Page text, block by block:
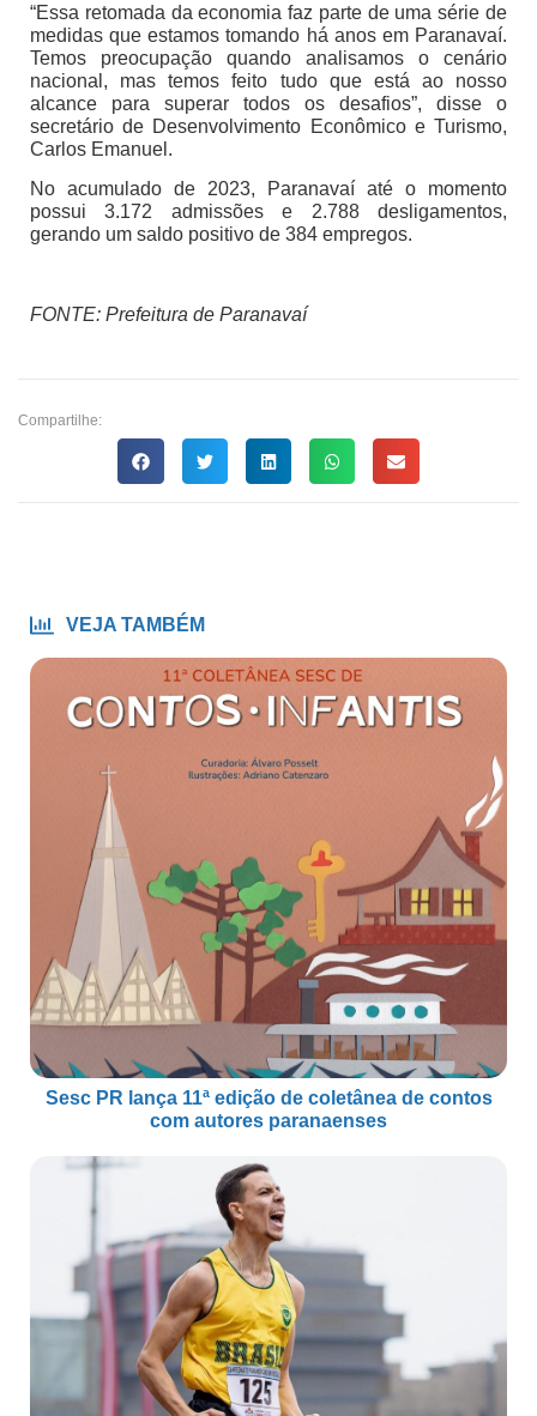
“Essa retomada da economia faz parte de uma série de
medidas que estamos tomando há anos em Paranavaí.
Temos preocupação quando analisamos o cenário
nacional, mas temos feito tudo que está ao nosso
alcance para superar todos os desafios”, disse o
secretário de Desenvolvimento Econômico e Turismo,
Carlos Emanuel.
No acumulado de 2023, Paranavaí até o momento
possui 3.172 admissões e 2.788 desligamentos,
gerando um saldo positivo de 384 empregos.
FONTE: Prefeitura de Paranavaí
Compartilhe:
VEJA TAMBÉM
Sesc PR lança 11ª edição de coletânea de contos
com autores paranaenses